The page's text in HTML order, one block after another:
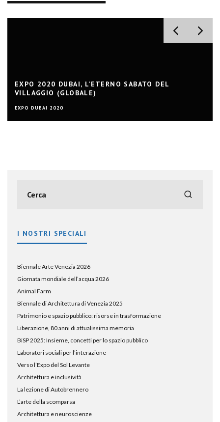
EXPO 2020 DUBAI, L’ETERNO SABATO DEL
VILLAGGIO (GLOBALE)
EXPO DUBAI 2020
I NOSTRI SPECIALI
Biennale Arte Venezia 2026
Giornata mondiale dell’acqua 2026
Animal Farm
Biennale di Architettura di Venezia 2025
Patrimonio e spazio pubblico: risorse in trasformazione
Liberazione, 80 anni di attualissima memoria
BiSP 2025: Insieme, concetti per lo spazio pubblico
Laboratori sociali per l’interazione
Verso l’Expo del Sol Levante
Architettura e inclusività
La lezione di Autobrennero
L’arte della scomparsa
Architettura e neuroscienze